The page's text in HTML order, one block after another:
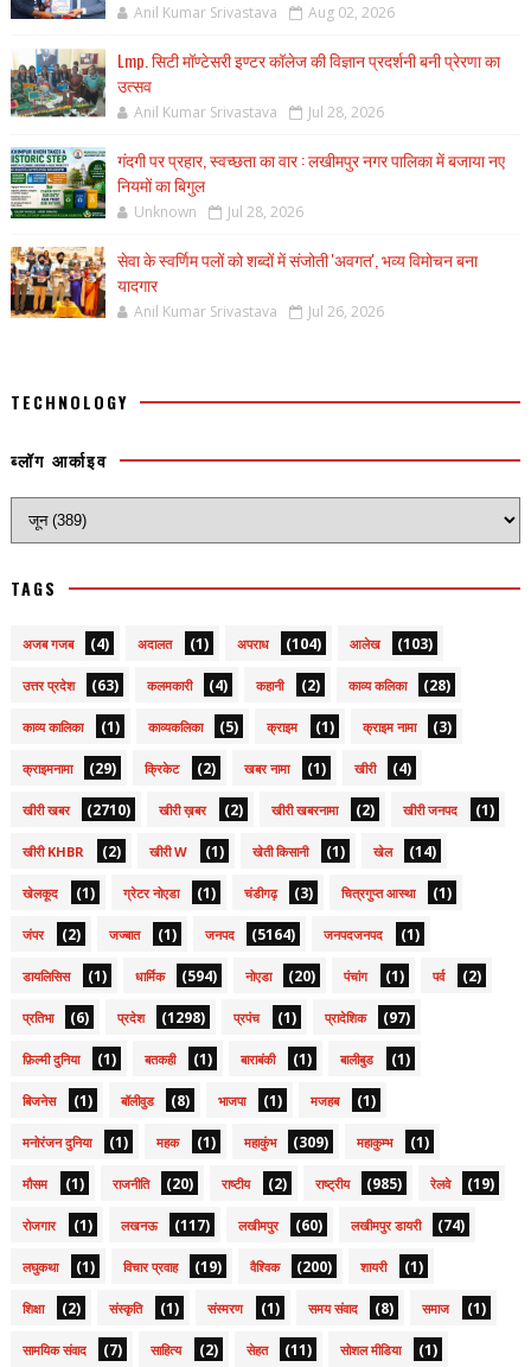
Anil Kumar Srivastava Aug 02, 2026
Lmp. सिटी मॉण्टेसरी इण्टर कॉलेज की विज्ञान प्रदर्शनी बनी प्रेरणा का
उत्सव
Anil Kumar Srivastava Jul 28, 2026
गंदगी पर प्रहार, स्वच्छता का वार : लखीमपुर नगर पालिका में बजाया नए
नियमों का बिगुल
Unknown Jul 28, 2026
सेवा के स्वर्णिम पलों को शब्दों में संजोती 'अवगत', भव्य विमोचन बना
यादगार
Anil Kumar Srivastava Jul 26, 2026
TECHNOLOGY
ब्लॉग आर्काइव
TAGS
अजब गजब (4) अदालत (1) अपराध (104) आलेख (103)
उत्तर प्रदेश (63) कलमकारी (4) कहानी (2) काव्य कलिका (28)
काव्य कालिका (1) काव्यकलिका (5) क्राइम (1) क्राइम नामा (3)
क्राइमनामा (29) क्रिकेट (2) खबर नामा (1) खीरी (4)
खीरी खबर (2710) खीरी ख़बर (2) खीरी खबरनामा (2) खीरी जनपद (1)
खीरी KHBR (2) खीरी W (1) खेती किसानी (1) खेल (14)
खेलकूद (1) ग्रेटर नोएडा (1) चंडीगढ़ (3) चित्रगुप्त आस्था (1)
जंपर (2) जज्बात (1) जनपद (5164) जनपदजनपद (1)
डायलिसिस (1) धार्मिक (594) नोएडा (20) पंचांग (1) पर्व (2)
प्रतिभा (6) प्रदेश (1298) प्रपंच (1) प्रादेशिक (97)
फ़िल्मी दुनिया (1) बतकही (1) बाराबंकी (1) बालीबुड (1)
बिजनेस (1) बॉलीवुड (8) भाजपा (1) मजहब (1)
मनोरंजन दुनिया (1) महक (1) महाकुंभ (309) महाकुम्भ (1)
मौसम (1) राजनीति (20) राष्टीय (2) राष्ट्रीय (985) रेलवे (19)
रोजगार (1) लखनऊ (117) लखीमपुर (60) लखीमपुर डायरी (74)
लघुकथा (1) विचार प्रवाह (19) वैश्विक (200) शायरी (1)
शिक्षा (2) संस्कृति (1) संस्मरण (1) समय संवाद (8) समाज (1)
सामयिक संवाद (7) साहित्य (2) सेहत (11) सोशल मीडिया (1)